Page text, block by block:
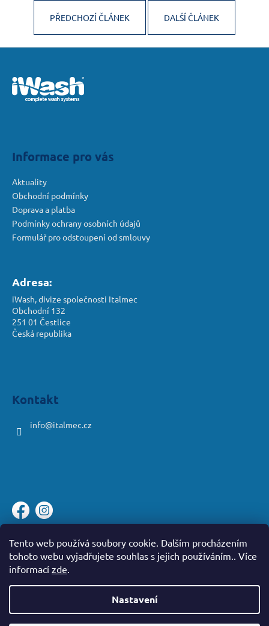
Tento web používá soubory cookie. Dalším procházením
tohoto webu vyjadřujete souhlas s jejich používáním.. Více
informací zde.
Nastavení
PŘEDCHOZÍ ČLÁNEK DALŠÍ ČLÁNEK
Informace pro vás
Aktuality
Obchodní podmínky
Doprava a platba
Podmínky ochrany osobních údajů
Formulář pro odstoupení od smlouvy
Adresa:
iWash, divize společnosti Italmec
Obchodní 132
251 01 Čestlice
Česká republika
Kontakt
info@italmec.cz